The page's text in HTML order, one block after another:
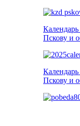
Пскову и
Пскову и